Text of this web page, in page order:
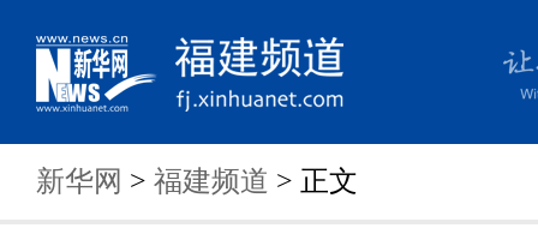
新华网 > 福建频道 > 正文